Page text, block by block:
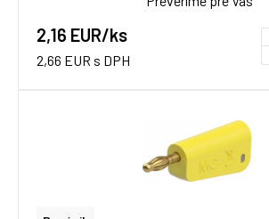
2,16 EUR/ks
2,66 EUR s DPH